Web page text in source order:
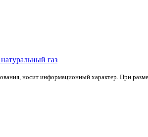
газ
носит информационный характер. При